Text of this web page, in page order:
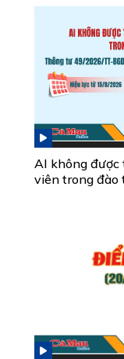
AI không được
viên trong đào